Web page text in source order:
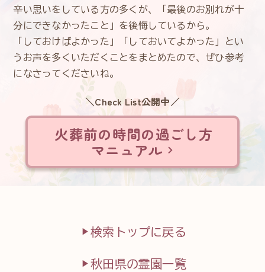
辛い思いをしている方の多くが、「最後のお別れが十
分にできなかったこと」を後悔しているから。
「しておけばよかった」「しておいてよかった」とい
うお声を多くいただくことをまとめたので、ぜひ参考
になさってくださいね。
＼Check List公開中／
火葬前の時間の過ごし方
マニュアル
検索トップに戻る
秋田県の霊園一覧